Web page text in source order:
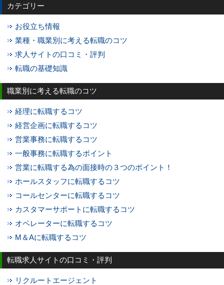
カテゴリー
お役立ち情報
業種・職業別に考える転職のコツ
求人サイトの口コミ・評判
転職の基礎知識
職業別に考える転職のコツ
経理に転職するコツ
経営企画に転職するコツ
営業事務に転職するコツ
一般事務に転職するポイント
営業に転職する為の面接時の３つのポイント！
ホールスタッフに転職するコツ
コールセンターに転職するコツ
カスタマーサポートに転職するコツ
オペレーターに転職するコツ
M＆Aに転職するコツ
転職求人サイトの口コミ・評判
リクルートエージェント